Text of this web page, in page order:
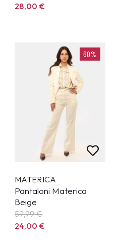
28,00€
60%
MATERICA
Pantaloni Materica
Beige
59,99€
24,00€